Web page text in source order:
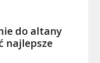
do altany
najlepsze